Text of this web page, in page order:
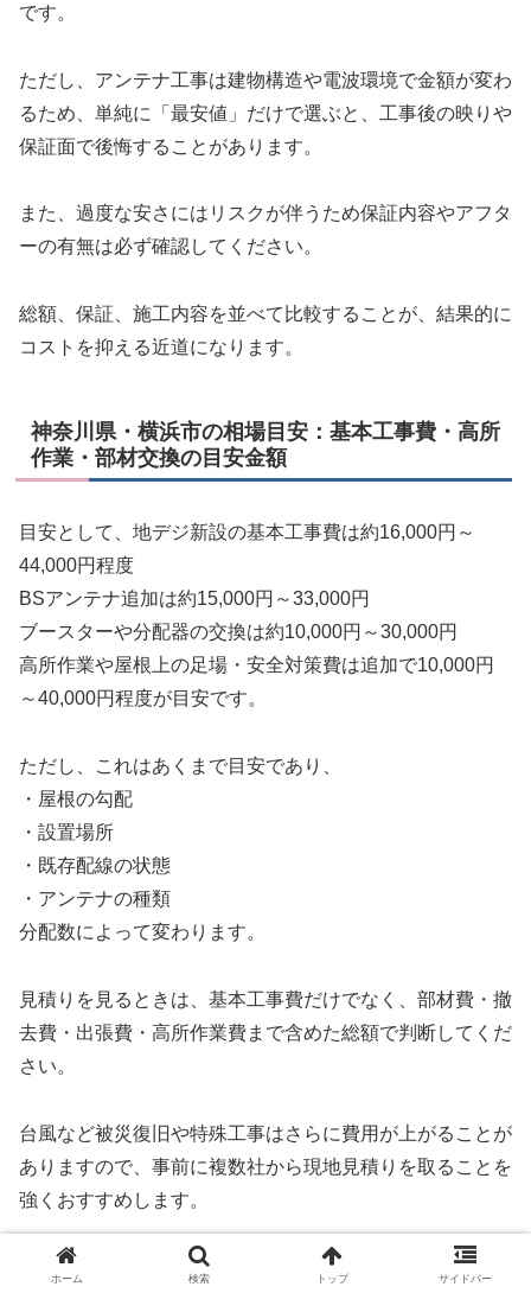
です。
ただし、アンテナ工事は建物構造や電波環境で金額が変わ
るため、単純に「最安値」だけで選ぶと、工事後の映りや
保証面で後悔することがあります。
また、過度な安さにはリスクが伴うため保証内容やアフタ
ーの有無は必ず確認してください。
総額、保証、施工内容を並べて比較することが、結果的に
コストを抑える近道になります。
神奈川県・横浜市の相場目安：基本工事費・高所
作業・部材交換の目安金額
目安として、地デジ新設の基本工事費は約16,000円～
44,000円程度
BSアンテナ追加は約15,000円～33,000円
ブースターや分配器の交換は約10,000円～30,000円
高所作業や屋根上の足場・安全対策費は追加で10,000円
～40,000円程度が目安です。
ただし、これはあくまで目安であり、
・屋根の勾配
・設置場所
・既存配線の状態
・アンテナの種類
分配数によって変わります。
見積りを見るときは、基本工事費だけでなく、部材費・撤
去費・出張費・高所作業費まで含めた総額で判断してくだ
さい。
台風など被災復旧や特殊工事はさらに費用が上がることが
ありますので、事前に複数社から現地見積りを取ることを
強くおすすめします。
相見積りの進め方と値段交渉のコツ（積もり・総
ホーム 検索 トップ サイドバー